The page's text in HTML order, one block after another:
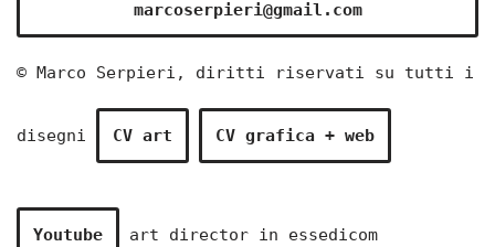
marcoserpieri@gmail.com
© Marco Serpieri, diritti riservati su tutti i
disegni CV art CV grafica + web
Youtube art director in essedicom